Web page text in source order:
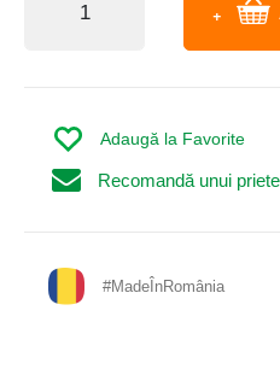
Recomandă unui
Adaugă la Favorite
#MadeÎnRomânia